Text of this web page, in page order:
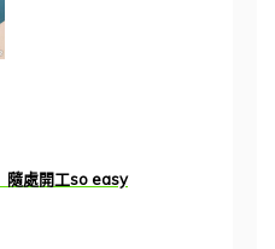
處開工so easy